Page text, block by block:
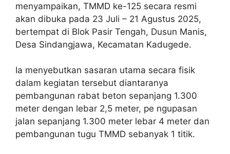
menyampaikan, TMMD ke-125 secara resmi
akan dibuka pada 23 Juli – 21 Agustus 2025,
bertempat di Blok Pasir Tengah, Dusun Manis,
Desa Sindangjawa, Kecamatan Kadugede.
Ia menyebutkan sasaran utama secara fisik
dalam kegiatan tersebut diantaranya
pembangunan rabat beton sepanjang 1.300
meter dengan lebar 2,5 meter, pe ngupasan
jalan sepanjang 1.300 meter lebar 4 meter dan
pembangunan tugu TMMD sebanyak 1 titik.